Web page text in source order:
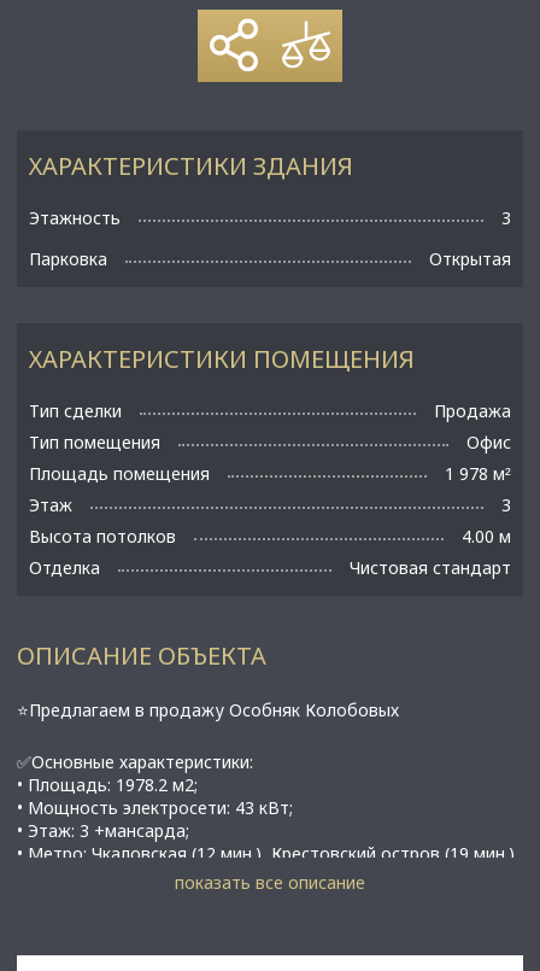
ХАРАКТЕРИСТИКИ ПОМЕЩЕНИЯ
Тип сделки
Продажа
Тип помещения
Офис
Площадь помещения
1 978 м²
Этаж
3
Высота потолков
4.00 м
Отделка
Чистовая стандарт
ХАРАКТЕРИСТИКИ ЗДАНИЯ
Этажность
3
Парковка
Открытая
ОПИСАНИЕ ОБЪЕКТА
⭐Предлагаем в продажу Особняк Колобовых
✅Основные характеристики:
• Площадь: 1978.2 м2;
• Мощность электросети: 43 кВт;
• Этаж: 3 +мансарда;
• Метро: Чкаловская (12 мин.), Крестовский остров (19 мин.),
Петроградская (22 мин.);
• Стоимость - 850 000 000 рублей С НДС
показать все описание